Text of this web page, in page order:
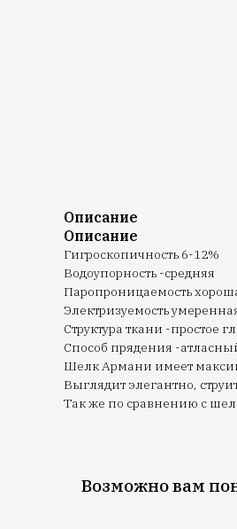
Описание
Описание
Гигроскопичность 6-12%
Водоупорность -средняя
Паропроницаемость
Электризуемость
Структура ткани -простое
Способ прядения -
Шелк Армани имеет
Выглядит элегантно,
Так же по сравнению с
Возможно вам